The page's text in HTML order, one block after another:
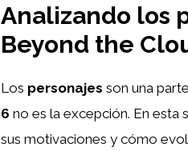
Analizando los
Beyond the
Los personajes son una
6 no es la excepción. En esta
sus motivaciones y cómo